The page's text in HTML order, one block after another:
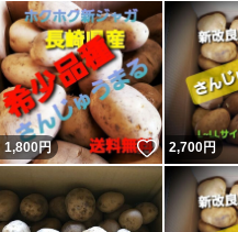
1,800 円 いいね！
2,700円